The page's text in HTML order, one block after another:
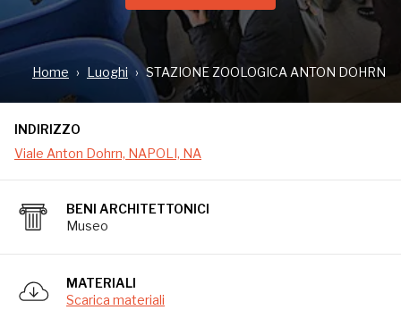
Home Luoghi STAZIONE ZOOLOGICA ANTON DOHRN
INDIRIZZO
Viale Anton Dohrn, NAPOLI, NA
BENI ARCHITETTONICI
Museo
MATERIALI
Scarica materiali
INDIRIZZO
Viale Anton Dohrn, NAPOLI, NA
Fondata nel 1872 dal naturalista e zoologo tedesco
Anton Dohrn, nato a Stettino (attuale Polonia) nel
1840 e laureato a Berlino in Scienze naturali, per la
conoscenza e lo studio della flora e della fauna del
mare, essa rappresentò ben presto una delle più